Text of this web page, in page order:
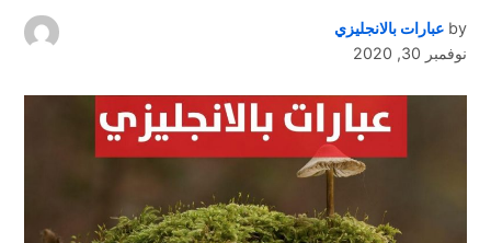
by عبارات بالانجليزي
نوفمبر 30, 2020